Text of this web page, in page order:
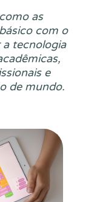
as
com o
tecnologia
e
de mundo.